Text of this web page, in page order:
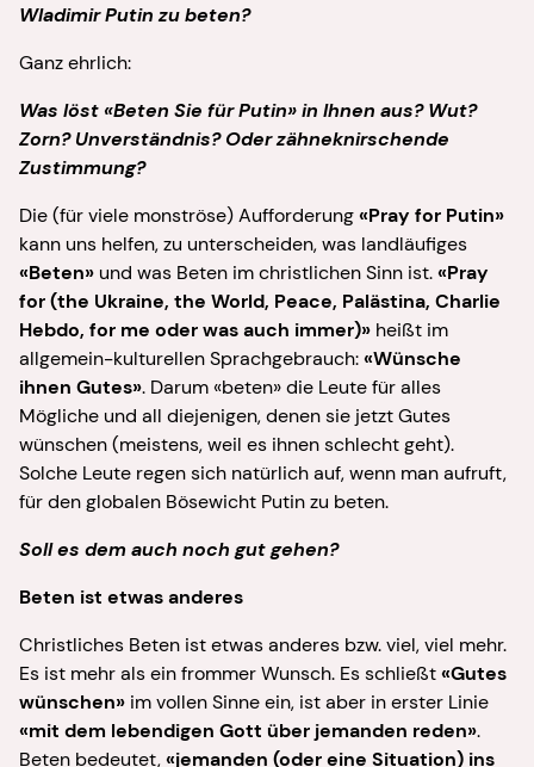
Wladimir Putin zu beten?
Ganz ehrlich:
Was löst «Beten Sie für Putin» in Ihnen aus? Wut?
Zorn? Unverständnis? Oder zähneknirschende
Zustimmung?
Die (für viele monströse) Aufforderung«Pray for Putin»
kann uns helfen, zu unterscheiden, was landläufiges
«Beten» und was Beten im christlichen Sinn ist.«Pray
for (the Ukraine, the World, Peace, Palästina, Charlie
Hebdo, for me oder was auch immer)» heißt im
allgemein-kulturellen Sprachgebrauch:«Wünsche
ihnen Gutes». Darum «beten» die Leute für alles
Mögliche und all diejenigen, denen sie jetzt Gutes
wünschen (meistens, weil es ihnen schlecht geht).
Solche Leute regen sich natürlich auf, wenn man aufruft,
für den globalen Bösewicht Putin zu beten.
Soll es dem auch noch gut gehen?
Beten ist etwas anderes
Christliches Beten ist etwas anderes bzw. viel, viel mehr.
Es ist mehr als ein frommer Wunsch. Es schließt«Gutes
wünschen» im vollen Sinne ein, ist aber in erster Linie
«mit dem lebendigen Gott über jemanden reden».
Beten bedeutet,«jemanden (oder eine Situation) ins